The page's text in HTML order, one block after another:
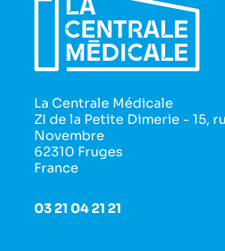
La Centrale Médicale
ZI de la Petite Dimerie - 15,
Novembre
62310 Fruges
France
03 21 04 21 21